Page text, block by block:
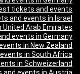
tickets and events
and events in Israel
Arab Emirates
events in Germany
in New Zealand
in South Africa
in Schweizerland
and events in Austria